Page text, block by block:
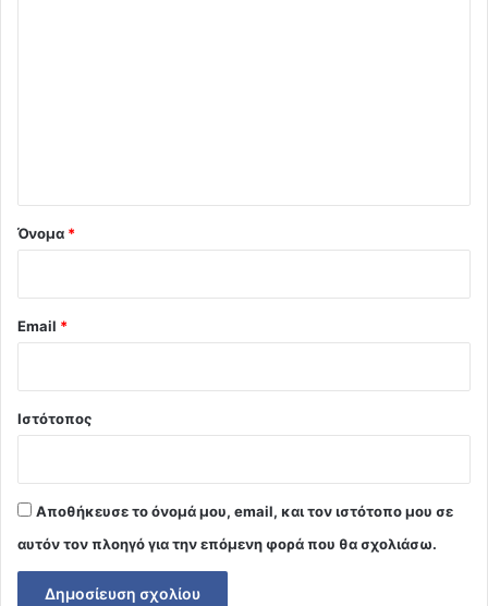
Όνομα *
Email *
Ιστότοπος
Αποθήκευσε το όνομά μου, email, και τον ιστότοπο μου σε
αυτόν τον πλοηγό για την επόμενη φορά που θα σχολιάσω.